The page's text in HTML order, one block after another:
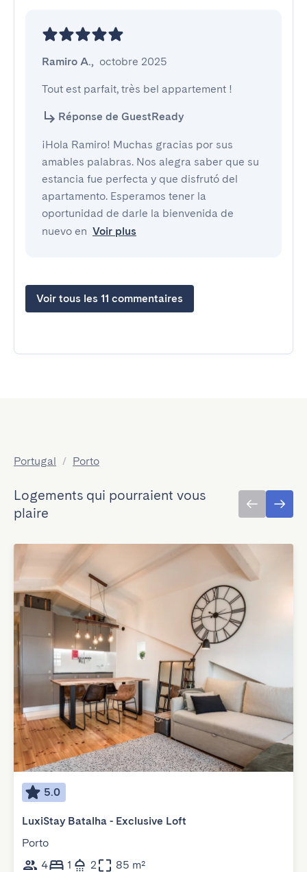
Ramiro A., octobre 2025
Tout est parfait, très bel appartement !
Réponse de GuestReady
¡Hola Ramiro! Muchas gracias por sus
amables palabras. Nos alegra saber que su
estancia fue perfecta y que disfrutó del
apartamento. Esperamos tener la
oportunidad de darle la bienvenida de
nuevo en Voir plus
Voir tous les 11 commentaires
Portugal / Porto
Logements qui pourraient vous
plaire
5.0
LuxiStay Batalha - Exclusive Loft
Porto
4
1 2 85 m²